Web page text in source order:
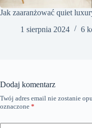
Jak zaaranżować quiet
1 sierpnia 2024
6
Dodaj komentarz
Twój adres email nie zostanie
oznaczone *